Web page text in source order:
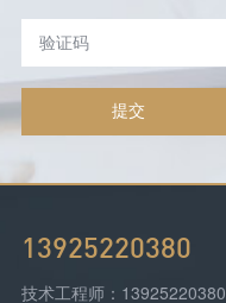
提交
13925220380
技术工程师：13925220380